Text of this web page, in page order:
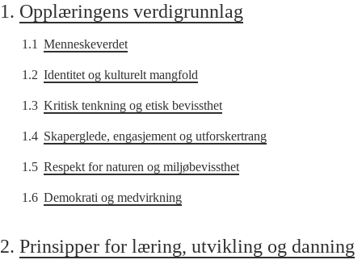
1. Opplæringens verdigrunnlag
1.1 Menneskeverdet
1.2 Identitet og kulturelt mangfold
1.3 Kritisk tenkning og etisk bevissthet
1.4 Skaperglede, engasjement og utforskertrang
1.5 Respekt for naturen og miljøbevissthet
1.6 Demokrati og medvirkning
2. Prinsipper for læring, utvikling og danning